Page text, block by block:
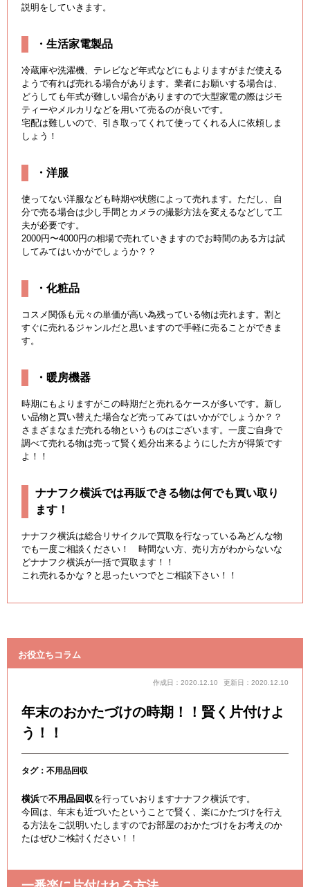
説明をしていきます。
・生活家電製品
冷蔵庫や洗濯機、テレビなど年式などにもよりますがまだ使える
ようで有れば売れる場合があります。業者にお願いする場合は、
どうしても年式が難しい場合がありますので大型家電の際はジモ
ティーやメルカリなどを用いて売るのが良いです。
宅配は難しいので、引き取ってくれて使ってくれる人に依頼しま
しょう！
・洋服
使ってない洋服なども時期や状態によって売れます。ただし、自
分で売る場合は少し手間とカメラの撮影方法を変えるなどして工
夫が必要です。
2000円〜4000円の相場で売れていきますのでお時間のある方は試
してみてはいかがでしょうか？？
・化粧品
コスメ関係も元々の単価が高い為残っている物は売れます。割と
すぐに売れるジャンルだと思いますので手軽に売ることができま
す。
・暖房機器
時期にもよりますがこの時期だと売れるケースが多いです。新し
い品物と買い替えた場合など売ってみてはいかがでしょうか？？
さまざまなまだ売れる物というものはございます。一度ご自身で
調べて売れる物は売って賢く処分出来るようにした方が得策です
よ！！
ナナフク横浜では再販できる物は何でも買い取り
ます！
ナナフク横浜は総合リサイクルで買取を行なっている為どんな物
でも一度ご相談ください！ 時間ない方、売り方がわからないな
どナナフク横浜が一括で買取ます！！
これ売れるかな？と思ったいつでとご相談下さい！！
お役立ちコラム
作成日：2020.12.10 更新日：2020.12.10
年末のおかたづけの時期！！賢く片付けよ
う！！
タグ： 不用品回収
横浜で不用品回収を行っていおりますナナフク横浜です。
今回は、年末も近づいたということで賢く、楽にかたづけを行え
る方法をご説明いたしますのでお部屋のおかたづけをお考えのか
たはぜひご検討ください！！